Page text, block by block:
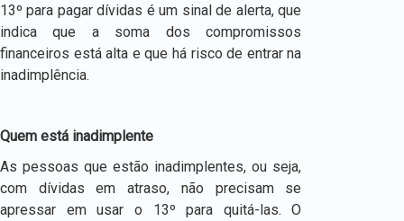
13º para pagar dívidas é um sinal de alerta, que
indica que a soma dos compromissos
financeiros está alta e que há risco de entrar na
inadimplência.
Quem está inadimplente
As pessoas que estão inadimplentes, ou seja,
com dívidas em atraso, não precisam se
apressar em usar o 13º para quitá-las. O